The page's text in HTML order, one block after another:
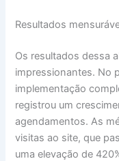
Resultados
Os resultados dessa
impressionantes. No
implementação
registrou um
agendamentos. As
visitas ao site, que
uma elevação de